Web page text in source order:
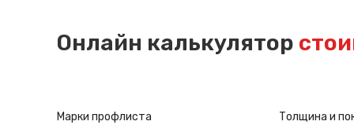
Онлайн калькулятор
Марки профлиста Толщина и